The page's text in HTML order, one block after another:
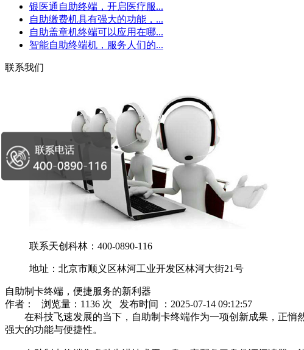
银医通自助终端，开启医疗服...
自助缴费机具有强大的功能，...
自助盖章机终端可以应用在哪...
智能自助终端机，服务人们的...
联系我们
联系天创科林：400-0890-116
地址：北京市顺义区林河工业开发区林河大街21号
自助制卡终端，便捷服务的新利器
作者： 浏览量：1136 次 发布时间 ：2025-07-14 09:12:57
在科技飞速发展的当下，自助制卡终端作为一项创新成果，正悄
强大的功能与便捷性。